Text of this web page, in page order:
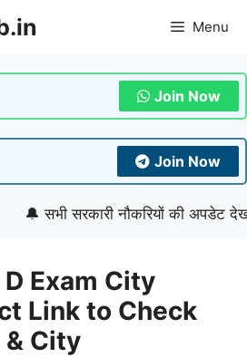
Menu
Join Now
Join Now
🔔 सभी सरकारी नौकरियों की अपडेट
D Exam City
Link to Check
& City